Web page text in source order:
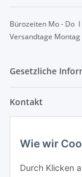
Bürozeiten Mo - Do
Versandtage
Gesetzliche
Kontakt
0171-6477475
Lebensblatt
Wie wir
Durch Klicken